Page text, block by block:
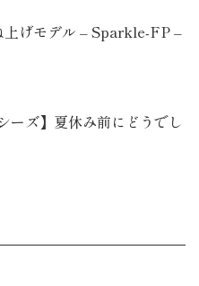
げモデル – Sparkle-FP –
ーズ】夏休み前にどうでし